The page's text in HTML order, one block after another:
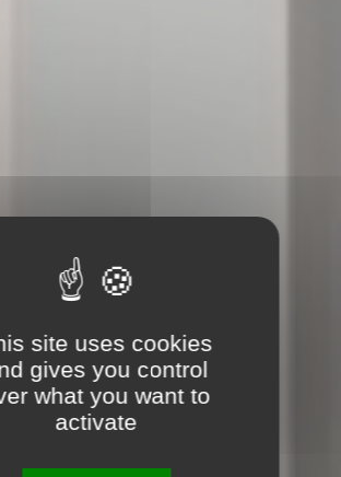
site uses cookies
gives you control
what you want to
activate